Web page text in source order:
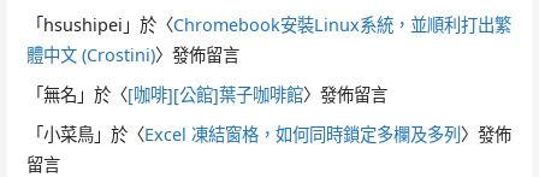
「hsushipei 」於〈Chromebook安裝Linux系統，並順利打出繁
體中文 (Crostini)〉發佈留言
「無名 」於〈[咖啡][公館]葉子咖啡館〉發佈留言
「小菜鳥 」於〈Excel 凍結窗格，如何同時鎖定多欄及多列〉發佈
留言